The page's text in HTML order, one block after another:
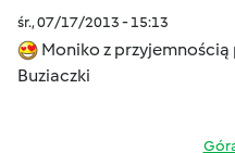
śr., 07/17/2013 - 15:13
Moniko z
Buziaczki